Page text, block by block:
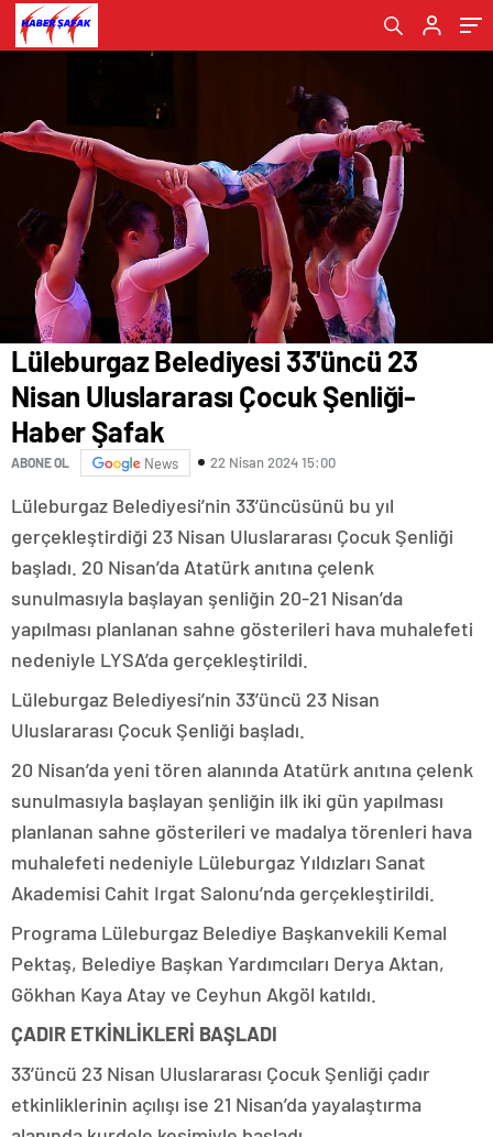
Lüleburgaz Belediyesi 33'üncü 23
Nisan Uluslararası Çocuk Şenliği-
Haber Şafak
ABONE OL News 22 Nisan 2024 15:00
Lüleburgaz Belediyesi’nin 33’üncüsünü bu yıl
gerçekleştirdiği 23 Nisan Uluslararası Çocuk Şenliği
başladı. 20 Nisan’da Atatürk anıtına çelenk
sunulmasıyla başlayan şenliğin 20-21 Nisan’da
yapılması planlanan sahne gösterileri hava muhalefeti
nedeniyle LYSA’da gerçekleştirildi.
Lüleburgaz Belediyesi’nin 33’üncü 23 Nisan
Uluslararası Çocuk Şenliği başladı.
20 Nisan’da yeni tören alanında Atatürk anıtına çelenk
sunulmasıyla başlayan şenliğin ilk iki gün yapılması
planlanan sahne gösterileri ve madalya törenleri hava
muhalefeti nedeniyle Lüleburgaz Yıldızları Sanat
Akademisi Cahit Irgat Salonu’nda gerçekleştirildi.
Programa Lüleburgaz Belediye Başkanvekili Kemal
Pektaş, Belediye Başkan Yardımcıları Derya Aktan,
Gökhan Kaya Atay ve Ceyhun Akgöl katıldı.
ÇADIR ETKİNLİKLERİ BAŞLADI
33’üncü 23 Nisan Uluslararası Çocuk Şenliği çadır
etkinliklerinin açılışı ise 21 Nisan’da yayalaştırma